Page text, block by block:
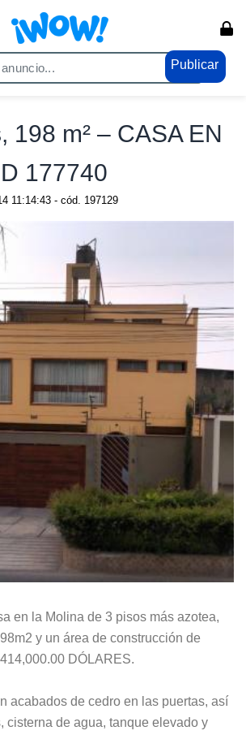
Publicar
198 m² – CASA EN
177740
11:14:43 - cód. 197129
en la Molina de 3 pisos más azotea,
y un área de construcción de
DÓLARES.
acabados de cedro en las puertas, así
cisterna de agua, tanque elevado y